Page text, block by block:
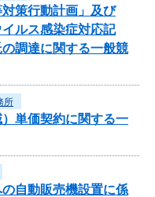
対策行動計画」及び
イルス感染症対応記
調達に関する一般競
所
単価契約に関する一
自動販売機設置に係